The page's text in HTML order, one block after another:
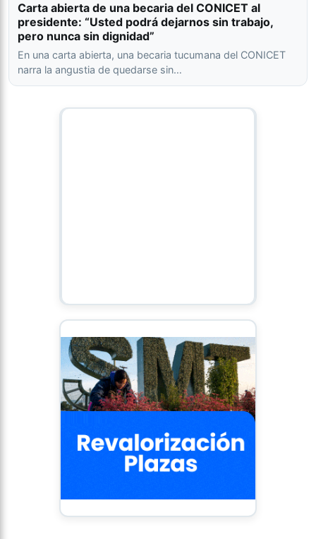
Carta abierta de una becaria del CONICET al
presidente: “Usted podrá dejarnos sin trabajo,
pero nunca sin dignidad”
En una carta abierta, una becaria tucumana del CONICET
narra la angustia de quedarse sin…